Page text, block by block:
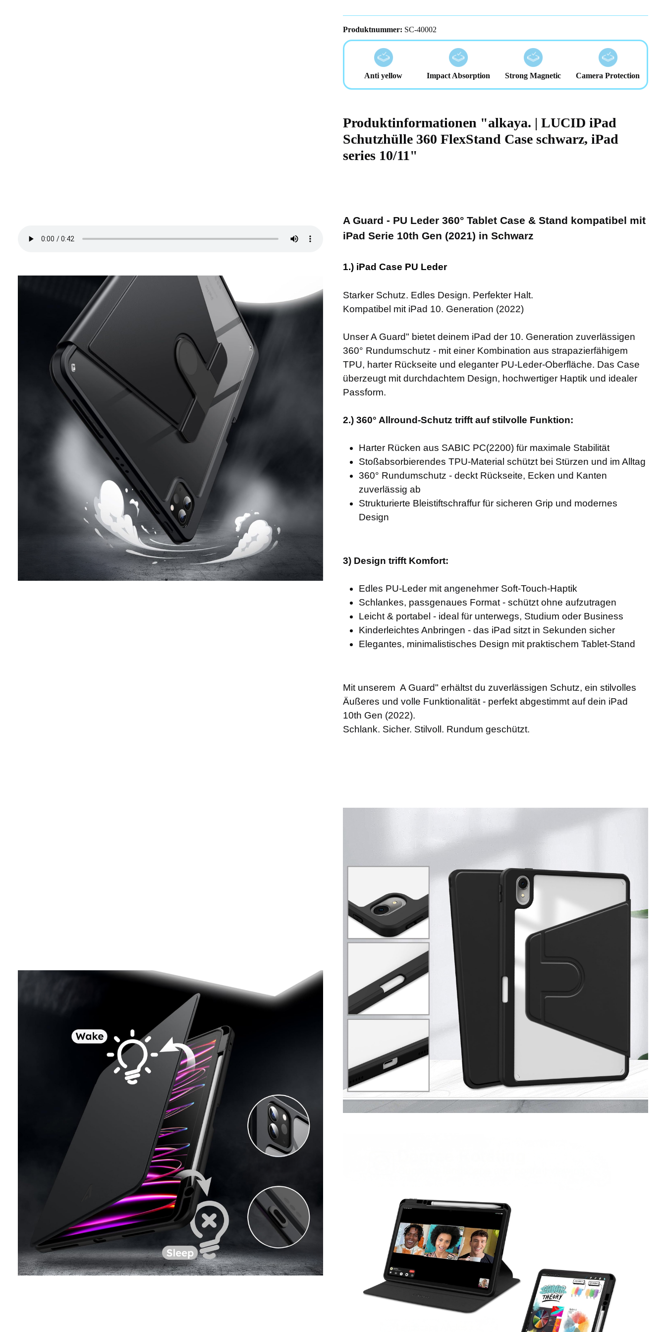
Produktnummer: SC-40002
Anti yellow Impact Absorption Strong Magnetic Camera Protection
Produktinformationen "alkaya. | LUCID iPad
Schutzhülle 360 FlexStand Case schwarz, iPad
series 10/11"
A Guard - PU Leder 360° Tablet Case & Stand kompatibel mit
iPad Serie 10th Gen (2021) in Schwarz
1.) iPad Case PU Leder
Starker Schutz. Edles Design. Perfekter Halt.
Kompatibel mit iPad 10. Generation (2022)
Unser A Guard" bietet deinem iPad der 10. Generation zuverlässigen
360° Rundumschutz - mit einer Kombination aus strapazierfähigem
TPU, harter Rückseite und eleganter PU-Leder-Oberfläche. Das Case
überzeugt mit durchdachtem Design, hochwertiger Haptik und idealer
Passform.
2.) 360° Allround-Schutz trifft auf stilvolle Funktion:
Harter Rücken aus SABIC PC(2200) für maximale Stabilität
Stoßabsorbierendes TPU-Material schützt bei Stürzen und im Alltag
360° Rundumschutz - deckt Rückseite, Ecken und Kanten
zuverlässig ab
Strukturierte Bleistiftschraffur für sicheren Grip und modernes
Design
3) Design trifft Komfort:
Edles PU-Leder mit angenehmer Soft-Touch-Haptik
Schlankes, passgenaues Format - schützt ohne aufzutragen
Leicht & portabel - ideal für unterwegs, Studium oder Business
Kinderleichtes Anbringen - das iPad sitzt in Sekunden sicher
Elegantes, minimalistisches Design mit praktischem Tablet-Stand
Mit unserem A Guard" erhältst du zuverlässigen Schutz, ein stilvolles
Äußeres und volle Funktionalität - perfekt abgestimmt auf dein iPad
10th Gen (2022).
Schlank. Sicher. Stilvoll. Rundum geschützt.